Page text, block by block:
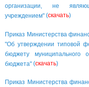
организации, не
учреждением" (скачать)
Приказ Министерства
"Об утверждении типовой
бюджету муниципального
бюджета" (скачать)
Приказ Министерства